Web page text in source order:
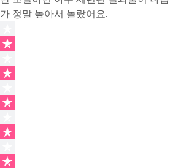
가 정말 높아서 놀랐어요.